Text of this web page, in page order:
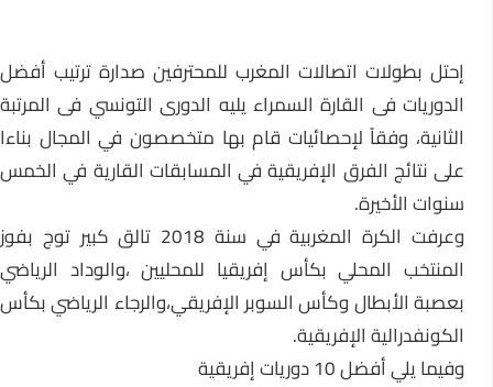
إحتل بطولات اتصالات المغرب للمحترفين صدارة ترتيب أفضل
الدوريات فى القارة السمراء يليه الدورى التونسي فى المرتبة
الثانية، وفقاً لإحصائيات قام بها متخصصون في المجال بناءا
على نتائج الفرق الإفريقية في المسابقات القارية في الخمس
سنوات الأخيرة.
وعرفت الكرة المغربية في سنة 2018 تالق كبير توج بفوز
المنتخب المحلي بكأس إفريقيا للمحليين ،والوداد الرياضي
بعصبة الأبطال وكأس السوبر الإفريقي،والرجاء الرياضي بكأس
الكونفدرالية الإفريقية.
وفيما يلي أفضل 10 دوريات إفريقية